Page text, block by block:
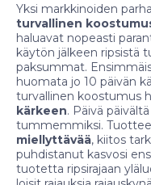
Yksi markkinoiden
turvallinen
haluavat nopeasti
käytön jälkeen ripsistä
paksummat.
huomata jo 10 päivän
turvallinen koostumus
kärkeen. Päivä
tummemmiksi.
miellyttävää, kiitos
puhdistanut kasvosi
tuotetta ripsirajaan